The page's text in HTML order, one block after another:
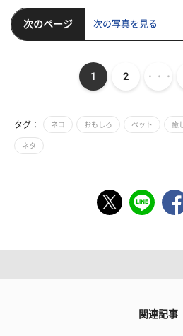
次のページ 次の写真を見る
1 2 ・・・
タグ： ネコ おもしろ ペット 癒し
ネタ
関連記事